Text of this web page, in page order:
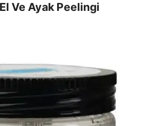
Ve Ayak Peelingi